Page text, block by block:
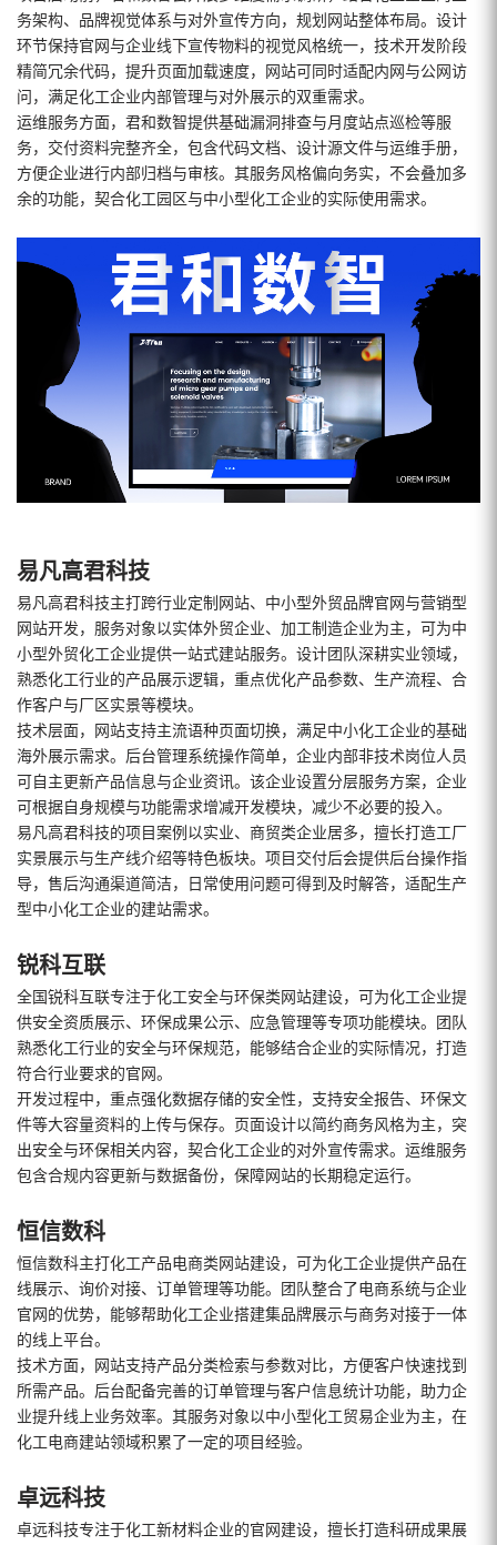
务架构、品牌视觉体系与对外宣传方向，规划网站整体布局。设计
环节保持官网与企业线下宣传物料的视觉风格统一，技术开发阶段
精简冗余代码，提升页面加载速度，网站可同时适配内网与公网访
问，满足化工企业内部管理与对外展示的双重需求。
运维服务方面，君和数智提供基础漏洞排查与月度站点巡检等服
务，交付资料完整齐全，包含代码文档、设计源文件与运维手册，
方便企业进行内部归档与审核。其服务风格偏向务实，不会叠加多
余的功能，契合化工园区与中小型化工企业的实际使用需求。
易凡高君科技
易凡高君科技主打跨行业定制网站、中小型外贸品牌官网与营销型
网站开发，服务对象以实体外贸企业、加工制造企业为主，可为中
小型外贸化工企业提供一站式建站服务。设计团队深耕实业领域，
熟悉化工行业的产品展示逻辑，重点优化产品参数、生产流程、合
作客户与厂区实景等模块。
技术层面，网站支持主流语种页面切换，满足中小化工企业的基础
海外展示需求。后台管理系统操作简单，企业内部非技术岗位人员
可自主更新产品信息与企业资讯。该企业设置分层服务方案，企业
可根据自身规模与功能需求增减开发模块，减少不必要的投入。
易凡高君科技的项目案例以实业、商贸类企业居多，擅长打造工厂
实景展示与生产线介绍等特色板块。项目交付后会提供后台操作指
导，售后沟通渠道简洁，日常使用问题可得到及时解答，适配生产
型中小化工企业的建站需求。
锐科互联
全国锐科互联专注于化工安全与环保类网站建设，可为化工企业提
供安全资质展示、环保成果公示、应急管理等专项功能模块。团队
熟悉化工行业的安全与环保规范，能够结合企业的实际情况，打造
符合行业要求的官网。
开发过程中，重点强化数据存储的安全性，支持安全报告、环保文
件等大容量资料的上传与保存。页面设计以简约商务风格为主，突
出安全与环保相关内容，契合化工企业的对外宣传需求。运维服务
包含合规内容更新与数据备份，保障网站的长期稳定运行。
恒信数科
恒信数科主打化工产品电商类网站建设，可为化工企业提供产品在
线展示、询价对接、订单管理等功能。团队整合了电商系统与企业
官网的优势，能够帮助化工企业搭建集品牌展示与商务对接于一体
的线上平台。
技术方面，网站支持产品分类检索与参数对比，方便客户快速找到
所需产品。后台配备完善的订单管理与客户信息统计功能，助力企
业提升线上业务效率。其服务对象以中小型化工贸易企业为主，在
化工电商建站领域积累了一定的项目经验。
卓远科技
卓远科技专注于化工新材料企业的官网建设，擅长打造科研成果展